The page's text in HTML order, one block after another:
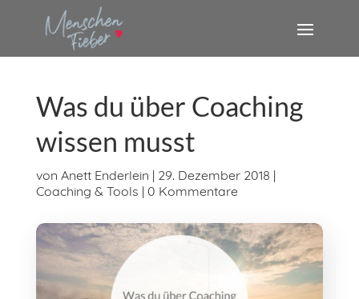
Was du über Coaching
wissen musst
von Anett Enderlein | 29. Dezember 2018 |
Coaching & Tools | 0 Kommentare